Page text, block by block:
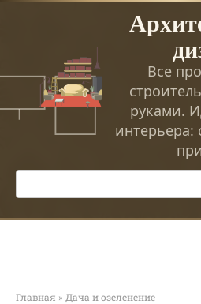
Перейти
Все
руками.
интерьера:
Поиск:
Главная » Дача и озеленение